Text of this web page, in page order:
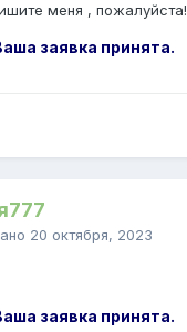
меня , пожалуйста!
заявка принята.
20 октября, 2023
заявка принята.